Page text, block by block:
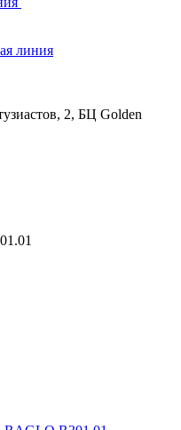
линия
2, БЦ Golden